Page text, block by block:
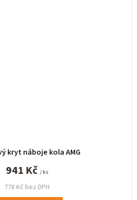
kryt náboje kola AMG
778 Kč bez DPH
941 Kč / ks